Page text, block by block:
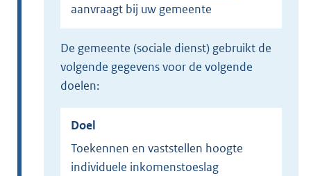
aanvraagt bij uw gemeente
de gemeente (sociale dienst) gebruikt de
volgende gegevens voor de volgende
doelen:
Doel
Toekennen en vaststellen hoogte
individuele inkomenstoeslag